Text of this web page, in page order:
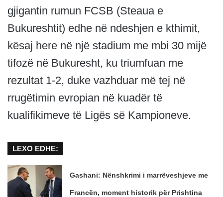
gjigantin rumun FCSB (Steaua e
Bukureshtit) edhe në ndeshjen e kthimit,
kësaj here në një stadium me mbi 30 mijë
tifozë në Bukuresht, ku triumfuan me
rezultat 1-2, duke vazhduar më tej në
rrugëtimin evropian në kuadër të
kualifikimeve të Ligës së Kampioneve.
LEXO EDHE:
Gashani: Nënshkrimi i marrëveshjeve me
Francën, moment historik për Prishtina